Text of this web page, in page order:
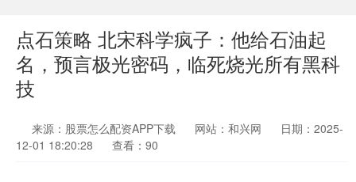
点石策略 北宋科学疯子：他给石油起
名，预言极光密码，临死烧光所有黑科
技
来源：股票怎么配资APP下载 网站：和兴网
日期：2025-
12-01 18:20:28
查看：90